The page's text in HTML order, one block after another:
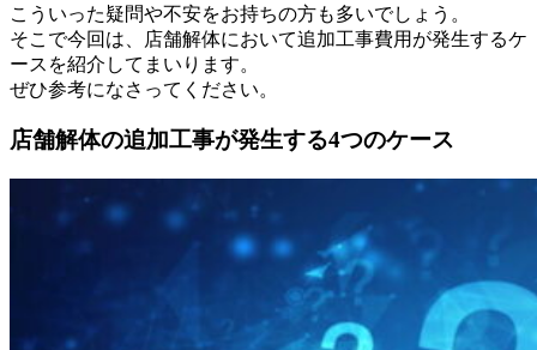
こういった疑問や不安をお持ちの方も多いでしょう。
そこで今回は、店舗解体において追加工事費用が発生するケ
ースを紹介してまいります。
ぜひ参考になさってください。
店舗解体の追加工事が発生する4つのケース